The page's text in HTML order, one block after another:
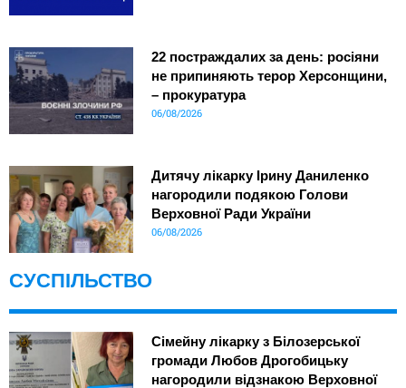
22 постраждалих за день: росіяни
не припиняють терор Херсонщини,
– прокуратура
06/08/2026
Дитячу лікарку Ірину Даниленко
нагородили подякою Голови
Верховної Ради України
06/08/2026
СУСПІЛЬСТВО
Сімейну лікарку з Білозерської
громади Любов Дрогобицьку
нагородили відзнакою Верховної